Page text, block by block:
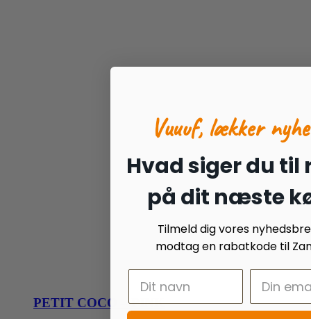
PETIT COCO – PINK
Vuuuf, lækker
Hvad siger du til
på dit næste
Tilmeld dig vores
modtag en rabatkode til